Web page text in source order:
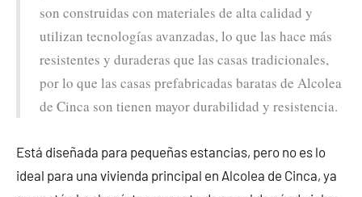
son construidas con materiales de alta calidad y
utilizan tecnologías avanzadas, lo que las hace más
resistentes y duraderas que las casas tradicionales,
por lo que las casas prefabricadas baratas de Alcolea
de Cinca son tienen mayor durabilidad y resistencia.
Está diseñada para pequeñas estancias, pero no es lo
ideal para una vivienda principal en Alcolea de Cinca, ya